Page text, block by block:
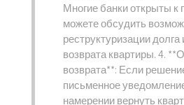
Многие банки открыты к
можете обсудить
реструктуризации долга
возврата квартиры. 4.
возврата**: Если
письменное
намерении вернуть